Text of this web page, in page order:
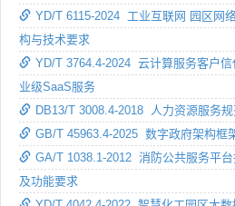
YD/T 6115-2024 工业互联网 园区网
构与技术要求
YD/T 3764.4-2024 云计算服务客户
业级SaaS服务
DB13/T 3008.4-2018 人力资源服务
GB/T 45963.4-2025 数字政府架构框
GA/T 1038.1-2012 消防公共服务平
及功能要求